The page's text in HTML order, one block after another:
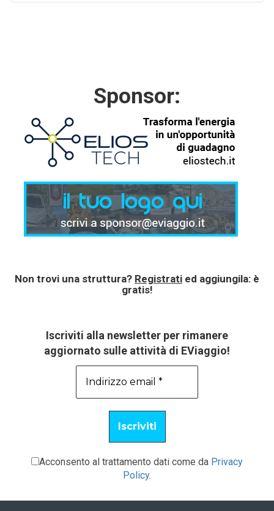
Sponsor:
Non trovi una struttura? Registrati ed aggiungila: è
gratis!
Iscriviti alla newsletter per rimanere
aggiornato sulle attività di EViaggio!
Acconsento al trattamento dati come da Privacy
Policy.